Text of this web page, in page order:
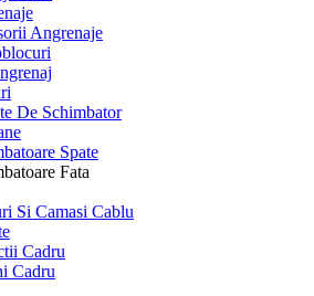
Angrenaje
De Schimbator
Spate
Fata
Si Camasi Cablu
Cadru
Cadru